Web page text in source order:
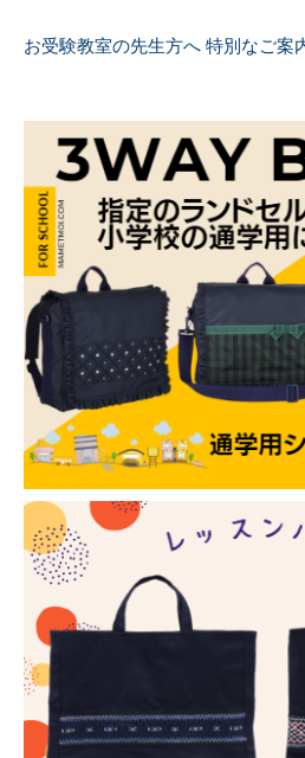
お受験教室の先生方へ 特別なご案